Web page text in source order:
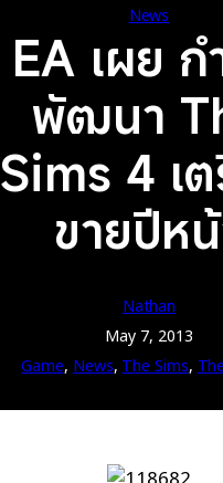
News
EA เผย ก
พัฒนา
Sims 4 เ
ขายปีห
Nathan
May 7, 2013
Game, News, The Sims,